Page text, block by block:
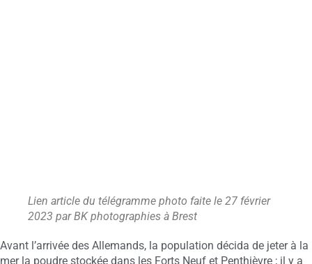
Lien article du télégramme photo faite le 27 février
2023 par BK photographies à Brest
Avant l’arrivée des Allemands, la population décida de jeter à la
mer la poudre stockée dans les Forts Neuf et Penthièvre ; il y a